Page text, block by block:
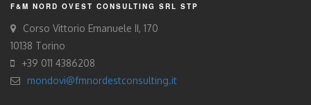
F&M NORD OVEST CONSULTING SRL STP
Corso Vittorio Emanuele II, 170
10138 Torino
+39 011 4386208
mondovi@fmnordestconsulting.it